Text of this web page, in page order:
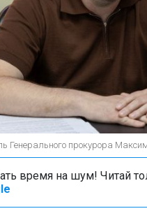
Генерального прокурора
время на шум! Читай